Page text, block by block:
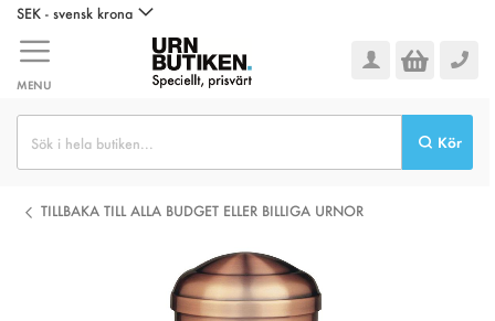
Hoppa
innehållet
SEK - svensk krona
MENU
Kör
TILLBAKA TILL ALLA BUDGET ELLER BILLIGA URNOR